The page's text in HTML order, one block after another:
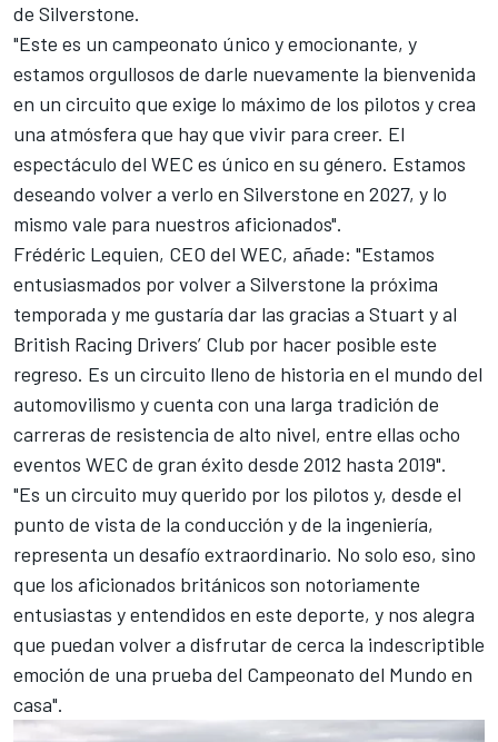
de Silverstone.
"Este es un campeonato único y emocionante, y
estamos orgullosos de darle nuevamente la bienvenida
en un circuito que exige lo máximo de los pilotos y crea
una atmósfera que hay que vivir para creer. El
espectáculo del WEC es único en su género. Estamos
deseando volver a verlo en Silverstone en 2027, y lo
mismo vale para nuestros aficionados".
Frédéric Lequien, CEO del WEC, añade: "Estamos
entusiasmados por volver a Silverstone la próxima
temporada y me gustaría dar las gracias a Stuart y al
British Racing Drivers’ Club por hacer posible este
regreso. Es un circuito lleno de historia en el mundo del
automovilismo y cuenta con una larga tradición de
carreras de resistencia de alto nivel, entre ellas ocho
eventos WEC de gran éxito desde 2012 hasta 2019".
"Es un circuito muy querido por los pilotos y, desde el
punto de vista de la conducción y de la ingeniería,
representa un desafío extraordinario. No solo eso, sino
que los aficionados británicos son notoriamente
entusiastas y entendidos en este deporte, y nos alegra
que puedan volver a disfrutar de cerca la indescriptible
emoción de una prueba del Campeonato del Mundo en
casa".